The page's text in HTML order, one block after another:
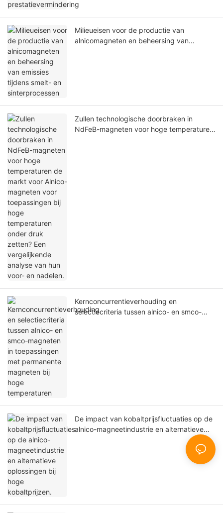
Milieueisen voor de productie van
alnicomagneten en beheersing van
Zullen technologische doorbraken in
NdFeB-magneten voor hoge temperaturen
Kernconcurrentieverhouding en
selectiecriteria tussen alnico- en smco-
De impact van kobaltprijsfluctuaties op de
alnico-magneetindustrie en alternatieve